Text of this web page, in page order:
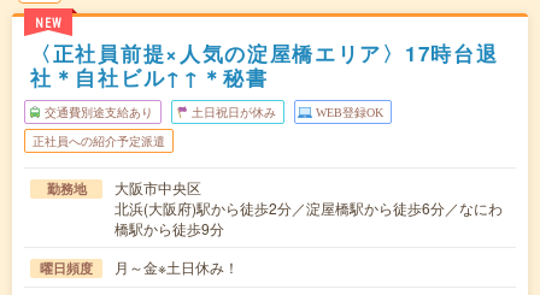
NEW
〈正社員前提×人気の淀屋橋エリア〉17時台退
社＊自社ビル↑↑＊秘書
交通費別途支給あり 土日祝日が休み WEB登録OK
正社員への紹介予定派遣
勤務地
大阪市中央区
北浜(大阪府)駅から徒歩2分／淀屋橋駅から徒歩6分／なにわ
橋駅から徒歩9分
曜日頻度 月～金※土日休み！